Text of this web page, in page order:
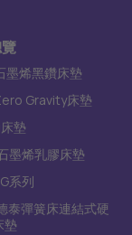
墨烯黑鑽床墊
Gravity床墊
墊
墨烯乳膠床墊
系列
泰彈簧床連結式硬
墊